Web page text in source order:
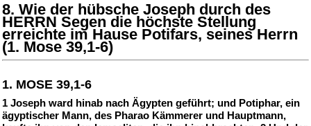
8. Wie der hübsche Joseph durch des
HERRN Segen die höchste Stellung
erreichte im Hause Potifars, seines Herrn
(1. Mose 39,1-6)
1. MOSE 39,1-6
1 Joseph ward hinab nach Ägypten geführt; und Potiphar, ein
ägyptischer Mann, des Pharao Kämmerer und Hauptmann,